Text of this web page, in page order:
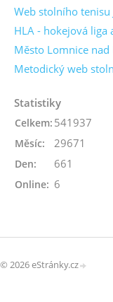
Web stolního tenisu
HLA - hokejová liga
Město Lomnice nad
Metodický web
Statistiky
Online: 6
Celkem: 541937
Měsíc: 29671
Den: 661
© 2026 eStránky.cz